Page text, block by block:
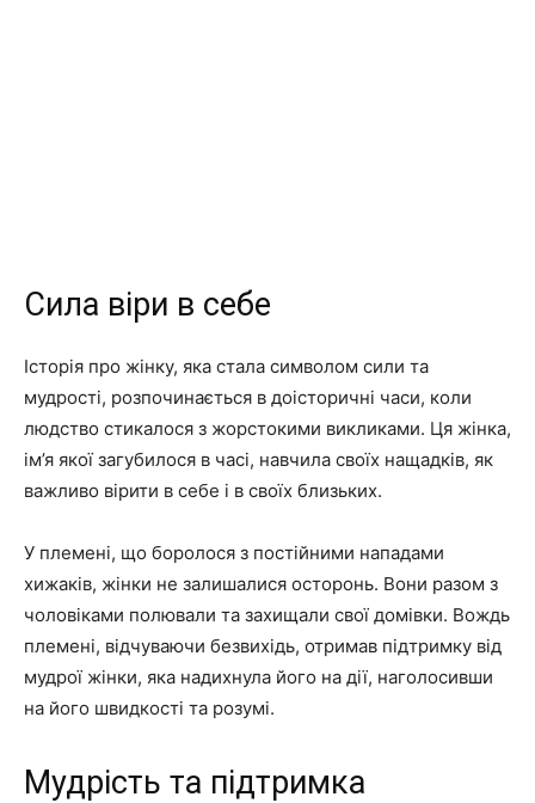
Сила віри в себе
Історія про жінку, яка стала символом сили та
мудрості, розпочинається в доісторичні часи, коли
людство стикалося з жорстокими викликами. Ця жінка,
ім’я якої загубилося в часі, навчила своїх нащадків, як
важливо вірити в себе і в своїх близьких.
У племені, що боролося з постійними нападами
хижаків, жінки не залишалися осторонь. Вони разом з
чоловіками полювали та захищали свої домівки. Вождь
племені, відчуваючи безвихідь, отримав підтримку від
мудрої жінки, яка надихнула його на дії, наголосивши
на його швидкості та розумі.
Мудрість та підтримка